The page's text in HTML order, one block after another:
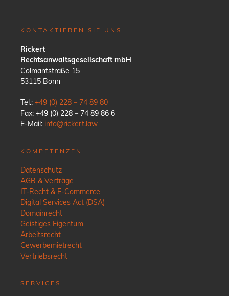
KONTAKTIEREN SIE UNS
Rickert
Rechtsanwaltsgesellschaft mbH
Colmantstraße 15
53115 Bonn
Tel.: +49 (0) 228 – 74 89 80
Fax: +49 (0) 228 – 74 89 86 6
E-Mail: info@rickert.law
KOMPETENZEN
Datenschutz
AGB & Verträge
IT-Recht & E-Commerce
Digital Services Act (DSA)
Domainrecht
Geistiges Eigentum
Arbeitsrecht
Gewerbemietrecht
Vertriebsrecht
SERVICES